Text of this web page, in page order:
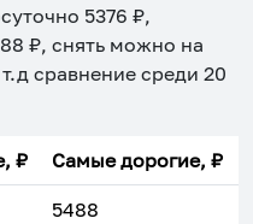
5376 ₽,
₽, снять можно на
сравнение среди 20
₽ Самые дорогие, ₽
5488